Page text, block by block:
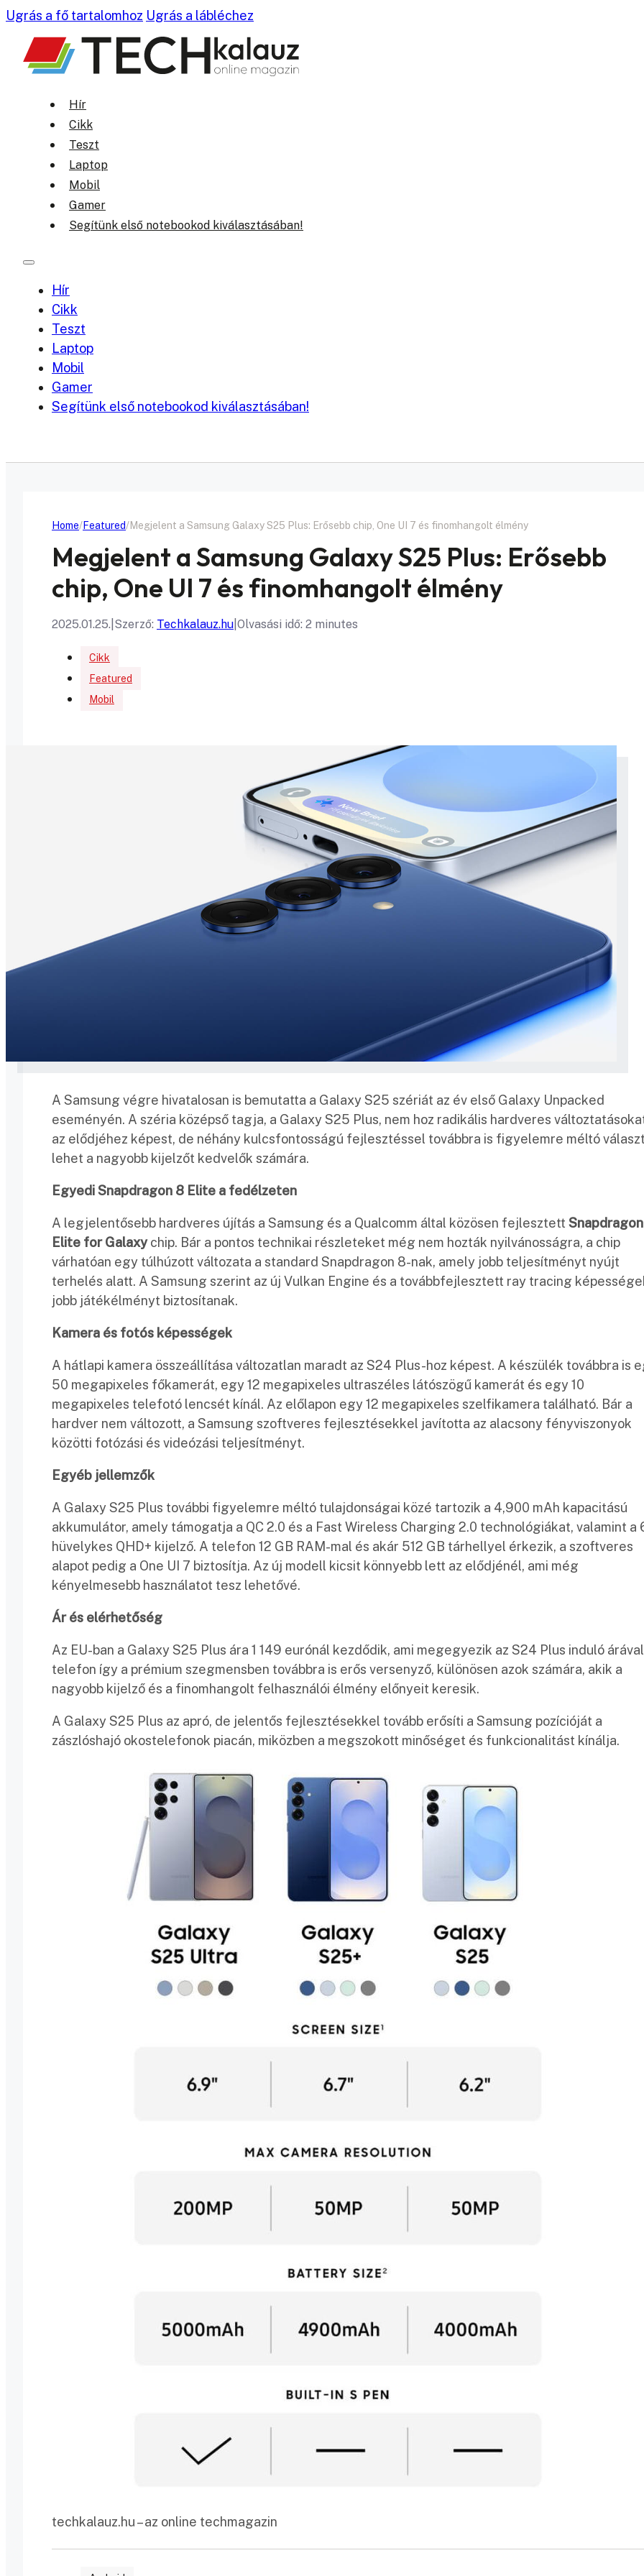
Ugrás a fő tartalomhoz Ugrás a lábléchez
Hír
Cikk
Teszt
Laptop
Mobil
Gamer
Segítünk első notebookod kiválasztásában!
Hír
Cikk
Teszt
Laptop
Mobil
Gamer
Segítünk első notebookod kiválasztásában!
Home Featured Megjelent a Samsung Galaxy S25 Plus: Erősebb chip, One UI 7 és finomhangolt élmény
Megjelent a Samsung Galaxy S25 Plus: Erősebb
chip, One UI 7 és finomhangolt élmény
2025.01.25. Szerző: Techkalauz.hu Olvasási idő: 2 minutes
Cikk
Featured
Mobil
A Samsung végre hivatalosan is bemutatta a Galaxy S25 szériát az év első Galaxy Unpacked
eseményén. A széria középső tagja, a Galaxy S25 Plus, nem hoz radikális hardveres
az elődjéhez képest, de néhány kulcsfontosságú fejlesztéssel továbbra is figyelemre méltó
lehet a nagyobb kijelzőt kedvelők számára.
Egyedi Snapdragon 8 Elite a fedélzeten
A legjelentősebb hardveres újítás a Samsung és a Qualcomm által közösen fejlesztett
Elite for Galaxychip. Bár a pontos technikai részleteket még nem hozták nyilvánosságra, a chip
várhatóan egy túlhúzott változata a standard Snapdragon 8-nak, amely jobb teljesítményt nyújt
terhelés alatt. A Samsung szerint az új Vulkan Engine és a továbbfejlesztett ray tracing
jobb játékélményt biztosítanak.
Kamera és fotós képességek
A hátlapi kamera összeállítása változatlan maradt az S24 Plus-hoz képest. A készülék továbbra is
50 megapixeles főkamerát, egy 12 megapixeles ultraszéles látószögű kamerát és egy 10
megapixeles telefotó lencsét kínál. Az előlapon egy 12 megapixeles szelfikamera található. Bár a
hardver nem változott, a Samsung szoftveres fejlesztésekkel javította az alacsony fényviszonyok
közötti fotózási és videózási teljesítményt.
Egyéb jellemzők
A Galaxy S25 Plus további figyelemre méltó tulajdonságai közé tartozik a 4,900 mAh kapacitású
akkumulátor, amely támogatja a QC 2.0 és a Fast Wireless Charging 2.0 technológiákat, valamint a
hüvelykes QHD+ kijelző. A telefon 12 GB RAM-mal és akár 512 GB tárhellyel érkezik, a szoftveres
alapot pedig a One UI 7 biztosítja. Az új modell kicsit könnyebb lett az elődjénél, ami még
kényelmesebb használatot tesz lehetővé.
Ár és elérhetőség
Az EU-ban a Galaxy S25 Plus ára 1 149 eurónál kezdődik, ami megegyezik az S24 Plus induló
telefon így a prémium szegmensben továbbra is erős versenyző, különösen azok számára, akik a
nagyobb kijelző és a finomhangolt felhasználói élmény előnyeit keresik.
A Galaxy S25 Plus az apró, de jelentős fejlesztésekkel tovább erősíti a Samsung pozícióját a
zászlóshajó okostelefonok piacán, miközben a megszokott minőséget és funkcionalitást kínálja.
techkalauz.hu – az online techmagazin